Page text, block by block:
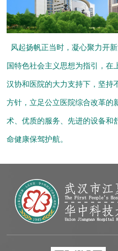
风起扬帆正当时，凝心聚力开
国特色社会主义思想为指引，在
汉协和医院的大力支持下，坚持
方针，立足公立医院综合改革的
术、优质的服务、先进的设备和
命健康保驾护航。